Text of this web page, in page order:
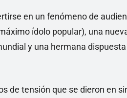
en un fenómeno de
ídolo popular), una
y una hermana
de tensión que se dieron en